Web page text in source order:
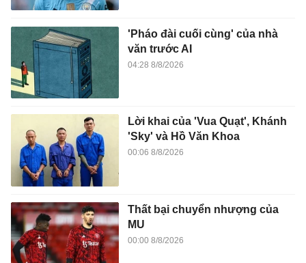
'Pháo đài cuối cùng' của nhà
văn trước AI
04:28 8/8/2026
Lời khai của 'Vua Quạt', Khánh
'Sky' và Hồ Văn Khoa
00:06 8/8/2026
Thất bại chuyển nhượng của
MU
00:00 8/8/2026